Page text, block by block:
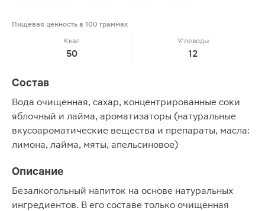
Пищевая ценность в 100 граммах
Ккал
50
Углеводы
12
Состав
Вода очищенная, сахар, концентрированные соки
яблочный и лайма, ароматизаторы (натуральные
вкусоароматические вещества и препараты, масла:
лимона, лайма, мяты, апельсиновое)
Описание
Безалкогольный напиток на основе натуральных
ингредиентов. В его составе только очищенная